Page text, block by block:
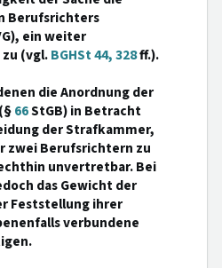
Berufsrichters
ein weiter
(vgl.BGHSt 44, 328ff.).
die Anordnung der
66StGB) in Betracht
der Strafkammer,
zwei Berufsrichtern zu
unvertretbar. Bei
das Gewicht der
Feststellung ihrer
verbundene